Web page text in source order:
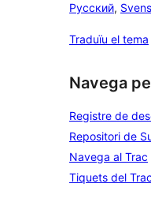
Русский,
Traduïu el tema
Navega
Registre de
Repositori de
Navega al Trac
Tiquets del Trac